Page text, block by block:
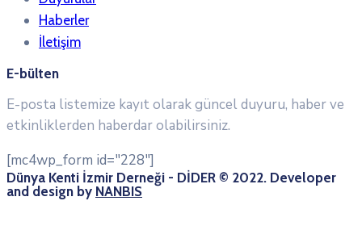
Haberler
İletişim
E-bülten
E-posta listemize kayıt olarak güncel duyuru, haber ve
etkinliklerden haberdar olabilirsiniz.
[mc4wp_form id="228"]
Dünya Kenti İzmir Derneği - DİDER © 2022. Developer
and design by NANBIS